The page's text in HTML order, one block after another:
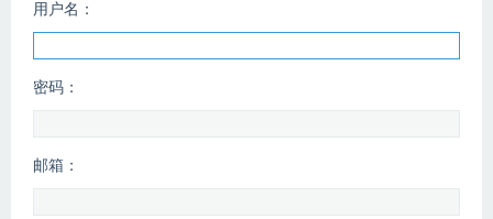
用户名：
密码：
邮箱：